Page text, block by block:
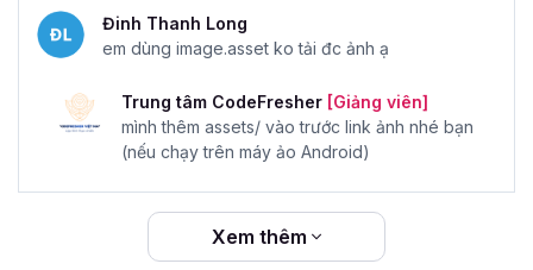
Đinh Thanh Long
em dùng image.asset ko tải đc ảnh ạ
Trung tâm CodeFresher [Giảng viên]
mình thêm assets/ vào trước link ảnh nhé bạn
(nếu chạy trên máy ảo Android)
Xem thêm